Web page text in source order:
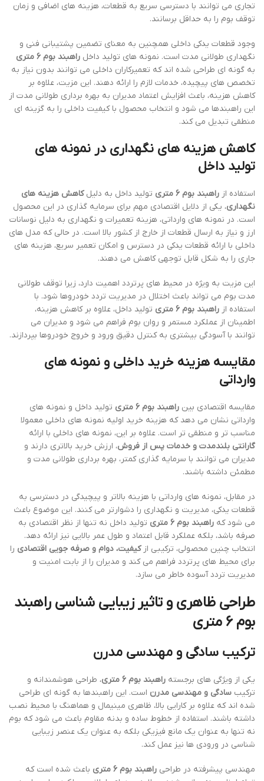
تجاری می توانند با دسترسی سریع به قطعات، هزینه های اضافی و زمان
توقف بوم را به حداقل برسانند.
وجود قطعات یدکی داخلی همچنین به معنای تضمین پشتیبانی فنی و
نگهداری طولانی مدت است. نمونه های تولید داخل راهبند بوم 6 متری
به گونه ای طراحی شده اند که تعمیرکاران داخلی می توانند بدون نیاز به
تخصص های پیچیده، خدمات لازم را ارائه دهند. این مزیت، علاوه بر
کاهش هزینه، باعث افزایش اعتماد مدیران به بهره برداری طولانی مدت از
این راهبندها می شود و انتخاب محصول با کیفیت داخلی را به گزینه ای
منطقی تبدیل می کند.
کاهش هزینه های نگهداری در نمونه های
تولید داخل
استفاده از راهبند بوم 6 متری تولید داخل به دلیلکاهش هزینه های
نگهداری، یکی از دلایل اقتصادی مهم برای سرمایه گذاری در این محصول
است. در نمونه های وارداتی، هزینه تعمیرات و نگهداری به دلیل نوسانات
ارز و نیاز به ارسال قطعات از خارج از کشور بالا است. در حالی که مدل های
داخلی با ارائه قطعات یدکی در دسترس و امکان تعمیر سریع، هزینه های
جاری را به شکل قابل توجهی کاهش می دهند.
این مزیت به ویژه در محیط های پرتردد اهمیت دارد، زیرا توقف طولانی
مدت بوم می تواند باعث اختلال در مدیریت تردد خودروها شود. با
استفاده از راهبند بوم 6 متری
تولید داخل، علاوه بر کاهش هزینه،
اطمینان از عملکرد مستمر و روان بوم فراهم می شود و مدیران می
توانند با آسودگی بیشتری به کنترل دقیق ورود و خروج خودروها بپردازند.
مقایسه هزینه خرید داخلی و نمونه های
وارداتی
مقایسه اقتصادی بین راهبند بوم 6 متری
تولید داخل و نمونه های
وارداتی نشان می دهد که هزینه خرید اولیه نمونه های داخلی معمولا
مناسب تر و منطقی تر است. علاوه بر این، نمونه های داخلی با ارائه
گارانتی بلندمدت و خدمات پس از فروش، ارزش خرید بالاتری دارند و
مدیران می توانند با سرمایه گذاری کمتر، بهره برداری طولانی مدت و
مطمئن داشته باشند.
در مقابل، نمونه های وارداتی با هزینه بالاتر و پیچیدگی در دسترسی به
قطعات یدکی، مدیریت و نگهداری را دشوارتر می کنند. این موضوع باعث
می شود که راهبند بوم 6 متری
تولید داخل نه تنها از نظر اقتصادی به
صرفه باشد، بلکه عملکرد قابل اعتماد و طول عمر بالایی نیز ارائه دهد.
انتخاب چنین محصولی، ترکیبی ازکیفیت، دوام و صرفه جویی اقتصادی را
برای محیط های پرتردد فراهم می کند و مدیران را از بابت امنیت و
مدیریت تردد آسوده خاطر می سازد.
طراحی ظاهری و تاثیر زیبایی شناسی راهبند
بوم 6 متری
ترکیب سادگی و مهندسی مدرن
یکی از ویژگی های برجسته راهبند بوم 6 متری
، طراحی هوشمندانه و
ترکیب سادگی و مهندسی مدرن است. این راهبندها به گونه ای طراحی
شده اند که علاوه بر کارایی بالا، ظاهری مینیمال و هماهنگ با محیط نصب
داشته باشند. استفاده از خطوط ساده و بدنه مقاوم باعث می شود که بوم
نه تنها به عنوان یک مانع فیزیکی بلکه به عنوان یک عنصر زیبایی
شناسی در ورودی ها نیز عمل کند.
مهندسی پیشرفته در طراحی راهبند بوم 6 متری
باعث شده است که